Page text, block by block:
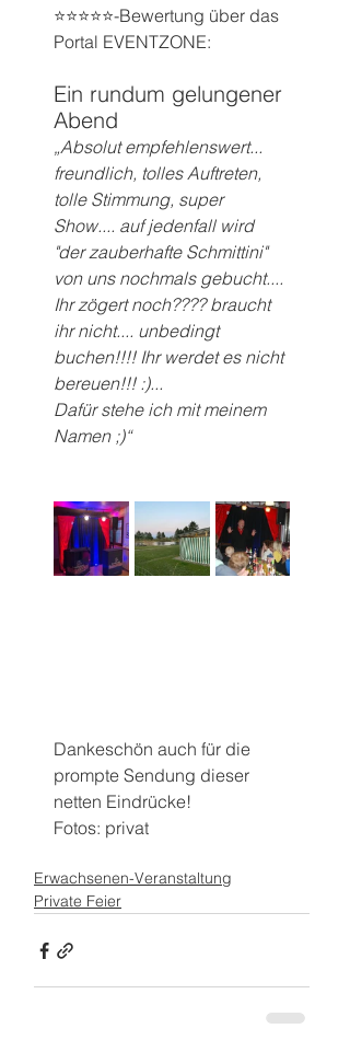
⭐️⭐️⭐️⭐️⭐️-Bewertung über das
Portal EVENTZONE:
Ein rundum gelungener
Abend
„Absolut empfehlenswert...
freundlich, tolles Auftreten,
tolle Stimmung, super
Show.... auf jedenfall wird
"der zauberhafte Schmittini"
von uns nochmals gebucht....
Ihr zögert noch???? braucht
ihr nicht.... unbedingt
buchen!!!! Ihr werdet es nicht
bereuen!!! :)...
Dafür stehe ich mit meinem
Namen ;)“
Dankeschön auch für die
prompte Sendung dieser
netten Eindrücke!
Fotos: privat
Erwachsenen-Veranstaltung
Private Feier